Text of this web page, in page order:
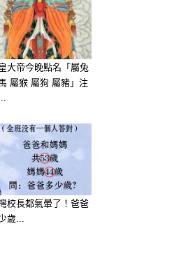
大帝今晚點名「屬兔
屬猴 屬狗 屬豬」注
校長都氣暈了！爸爸
歲...